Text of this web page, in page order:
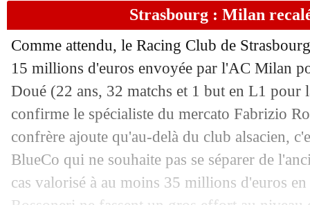
Strasbourg : Milan
Comme attendu, le Racing Club de
15 millions d'euros envoyée par l'AC Milan
Doué (22 ans, 32 matchs et 1 but en L1 pour
confirme le spécialiste du mercato Fabrizio
confrère ajoute qu'au-delà du club alsacien,
BlueCo qui ne souhaite pas se séparer de
cas valorisé à au moins 35 millions d'euros
08/07 Divers: Diogo Jota, la vitesse en
08/07 Lyon: la Roma connaît le prix pour
08/07 Strasbourg: Bakwa d'accord avec
08/07 Galatasaray: Osimhen, Naples
08/07 Nice : prix fixé pour de nombreux